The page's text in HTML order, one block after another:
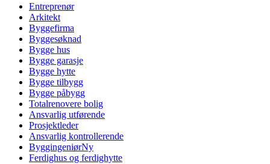
Entreprenør
Arkitekt
Byggefirma
Byggesøknad
Bygge hus
Bygge garasje
Bygge hytte
Bygge tilbygg
Bygge påbygg
Totalrenovere bolig
Ansvarlig utførende
Prosjektleder
Ansvarlig kontrollerende
ByggingeniørNy
Ferdighus og ferdighytte